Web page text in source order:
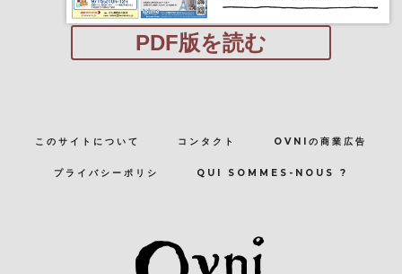
PDF版を読む
このサイトについて コンタクト OVNIの商業広告
プライバシーポリシ QUI SOMMES-NOUS ?